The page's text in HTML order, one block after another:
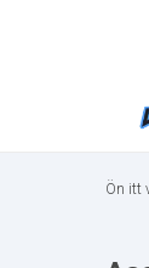
Ön itt